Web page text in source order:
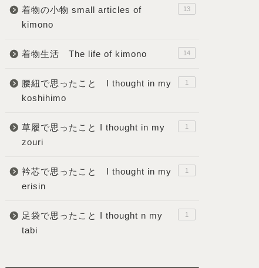
着物の小物 small articles of
kimono
13
着物生活 The life of kimono 14
腰紐で思ったこと I thought in my
koshihimo
1
草履で思ったこと I thought in my
zouri
1
衿芯で思ったこと I thought in my
erisin
1
足袋で思ったこと I thought n my
tabi
1